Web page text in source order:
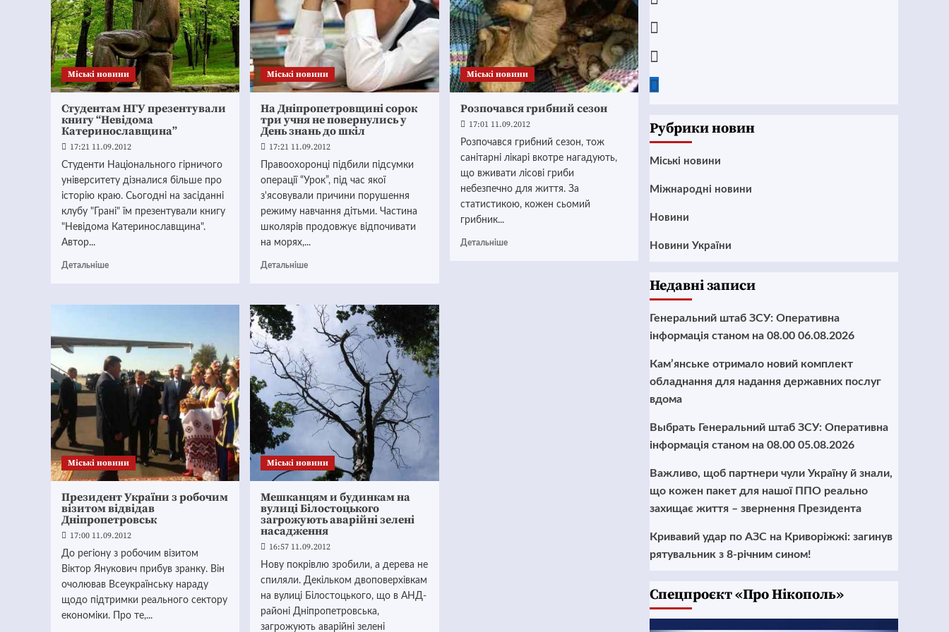
Mіські новини
Студентам НГУ презентували
книгу “Невідома
Катеринославщина”
17:21 11.09.2012
Студенти Національного гірничого
університету дізналися більше про
історію краю. Сьогодні на засіданні
клубу "Грані" їм презентували книгу
"Невідома Катеринославщина".
Автор...
Детальніше
Mіські новини
На Дніпропетровщині сорок
три учня не повернулись у
День знань до шкіл
17:21 11.09.2012
Правоохоронці підбили підсумки
операції “Урок”, під час якої
з'ясовували причини порушення
режиму навчання дітьми. Частина
школярів продовжує відпочивати
на морях,...
Детальніше
Mіські новини
Розпочався грибний сезон
17:01 11.09.2012
Розпочався грибний сезон, тож
санітарні лікарі вкотре нагадують,
що вживати лісові гриби
небезпечно для життя. За
статистикою, кожен сьомий
грибник...
Детальніше
Mіські новини
Президент України з робочим
візитом відвідав
Дніпропетровськ
17:00 11.09.2012
До регіону з робочим візитом
Віктор Янукович прибув зранку. Він
очолював Всеукраїнську нараду
щодо підтримки реального сектору
економіки. Про те,...
Mіські новини
Мешканцям и будинкам на
вулиці Білостоцького
загрожують аварійні зелені
насадження
16:57 11.09.2012
Нову покрівлю зробили, а дерева не
спиляли. Декільком двоповерхівкам
на вулиці Білостоцького, що в АНД-
районі Дніпропетровська,
загрожують аварійні зелені
Рубрики новин
Mіські новини
Міжнародні новини
Новини
Новини України
Недавні записи
Генеральний штаб ЗСУ: Оперативна
інформація станом на 08.00 06.08.2026
Кам’янське отримало новий комплект
обладнання для надання державних послуг
вдома
Выбрать Генеральний штаб ЗСУ: Оперативна
інформація станом на 08.00 05.08.2026
Важливо, щоб партнери чули Україну й знали,
що кожен пакет для нашої ППО реально
захищає життя – звернення Президента
Кривавий удар по АЗС на Криворіжжі: загинув
рятувальник з 8-річним сином!
Cпецпроєкт «Про Нікополь»